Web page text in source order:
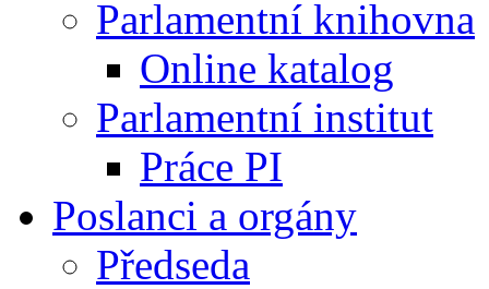
Parlamentní knihovna
Online katalog
Parlamentní institut
Práce PI
Poslanci a orgány
Předseda